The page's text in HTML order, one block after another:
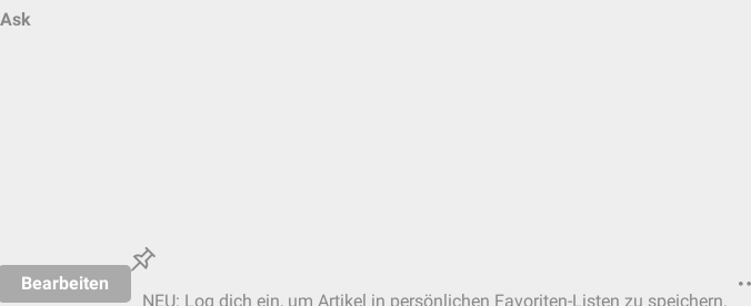
Ask
Bearbeiten
NEU: Log dich ein, um Artikel in persönlichen Favoriten-Listen zu speichern.